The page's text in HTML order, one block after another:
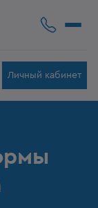
Личный кабинет